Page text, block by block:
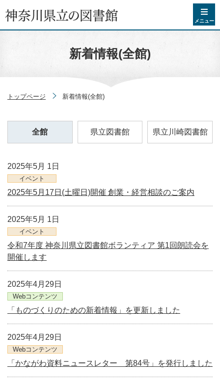
コンテンツへスキップ
メニュー
新着情報(全館)
トップページ 新着情報(全館)
全館 県立図書館 県立川崎図書館
2025年5月 1日
イベント
2025年5月17日(土曜日)開催 創業・経営相談のご案内
2025年5月 1日
イベント
令和7年度 神奈川県立図書館ボランティア 第1回朗読会を
開催します
2025年4月29日
Webコンテンツ
「ものづくりのための新着情報」を更新しました
2025年4月29日
Webコンテンツ
「かながわ資料ニュースレター 第84号」を発行しました